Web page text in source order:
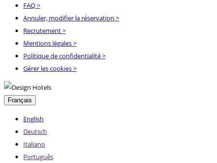
FAQ>
Annuler, modifier la réservation >
Recrutement>
Mentions légales>
Politique de confidentialité>
Gérer les cookies >
Français
English
Deutsch
Italiano
Português